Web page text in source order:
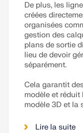
De plus, les
créées
organisées
gestion des
plans de sortie
lieu de devoir
séparément.
Cela garantit
modèle et
modèle 3D et la
Lire la suite